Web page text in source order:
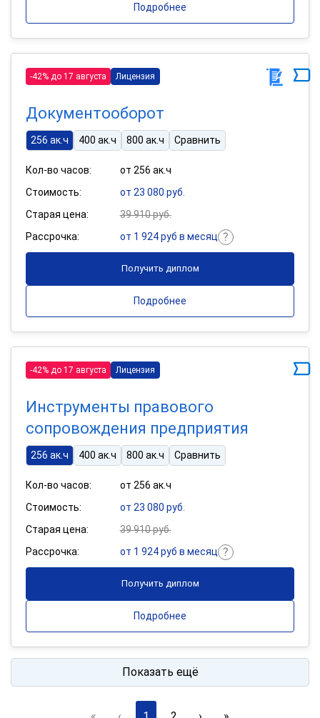
Подробнее
-42% до 17 августа Лицензия
Документооборот
256 ак.ч 400 ак.ч 800 ак.ч Сравнить
Кол-во часов:
от 256 ак.ч
Стоимость:
от 23 080 руб.
Старая цена:
39 910 руб.
Рассрочка:
от 1 924 руб в месяц
Получить диплом
Подробнее
-42% до 17 августа Лицензия
Инструменты правового
сопровождения предприятия
256 ак.ч 400 ак.ч 800 ак.ч Сравнить
Кол-во часов:
от 256 ак.ч
Стоимость:
от 23 080 руб.
Старая цена:
39 910 руб.
Рассрочка:
от 1 924 руб в месяц
Получить диплом
Подробнее
Показать ещё